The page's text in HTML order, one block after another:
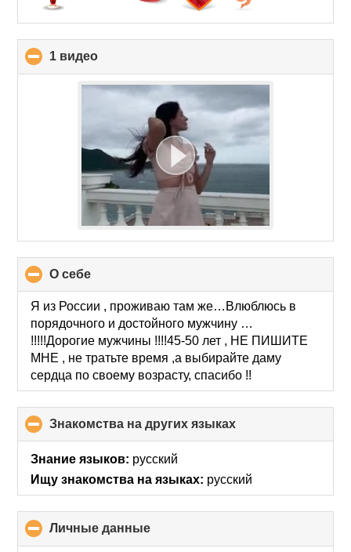
1 видео
to
collapse
О себе
to
collapse
contents
Я из России , проживаю там же…Влюблюсь в
порядочного и достойного мужчину …
!!!!!Дорогие мужчины !!!!45-50 лет , НЕ ПИШИТЕ
МНЕ , не тратьте время ,а выбирайте даму
сердца по своему возрасту, спасибо !!
Знакомства на других языках
to
contents
Знание языков: русский
Ищу знакомства на языках: русский
Личные данные
to